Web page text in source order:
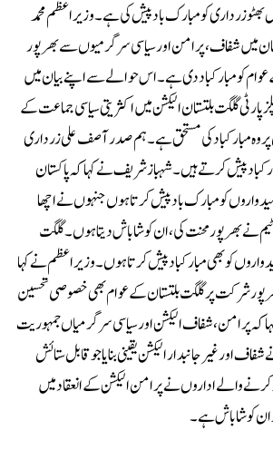
زرداری کو مبارک باد پیش کی ہے۔وزیراعظم محمد
میں شفاف، پرامن اور سیاسی سرگرمیوں سے بھرپور
عوام کو مبارکباد دی ہے۔اس حوالے سے اپنے بیان میں
پارٹی گلگت بلتستان الیکشن میں اکثریتی سیاسی جماعت کے
وہ مبارکباد کی مستحق ہے۔ ہم صدر آصف علی زرداری
پیش کرتے ہیں۔شہباز شریف نے کہا کہ پاکستان
کو مبارک باد پیش کرتا ہوں جنہوں نے اچھا
نے بھرپور محنت کی، ان کو شاباش دیتا ہوں۔ گلگت
کو بھی مبارکباد پیش کرتا ہوں۔وزیراعظم نے کہا
شرکت پر گلگت بلتستان کے عوام بھی خصوصی تحسین
پرامن، شفاف الیکشن اور سیاسی سرگرمیاں جمہوریت
اور غیر جانبدار الیکشن یقینی بنایا جو قابل ستائش
والے اداروں نے پر امن الیکشن کے انعقاد میں
ان کو شاباش ہے۔